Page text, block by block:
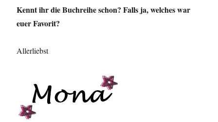
Kennt ihr die Buchreihe schon? Falls ja, welches war
euer Favorit?
Allerliebst